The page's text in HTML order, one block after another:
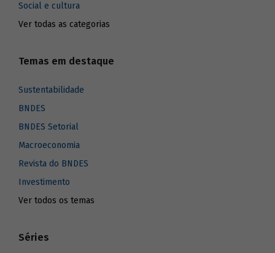
Social e cultura
Ver todas as categorias
Temas em destaque
Sustentabilidade
BNDES
BNDES Setorial
Macroeconomia
Revista do BNDES
Investimento
Ver todos os temas
Séries